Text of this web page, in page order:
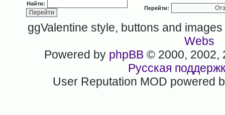
Найти:
Перейти:
ggValentine style, buttons and
Webs
Powered by phpBB © 2000, 2002,
Русская
User Reputation MOD powered